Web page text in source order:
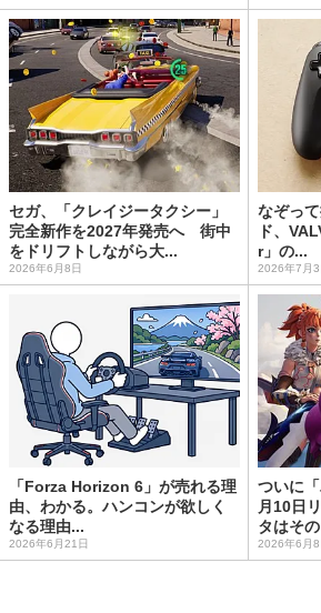
セガ、「クレイジータクシー」
完全新作を2027年発売へ 街中
をドリフトしながら大...
2026年6月8日
なぞっ
ド、
r」の...
2026年7月3
「Forza Horizon 6」が売れる理
由、わかる。ハンコンが欲しく
なる理由...
2026年6月21日
ついに
月10日
タはそ
2026年6月8